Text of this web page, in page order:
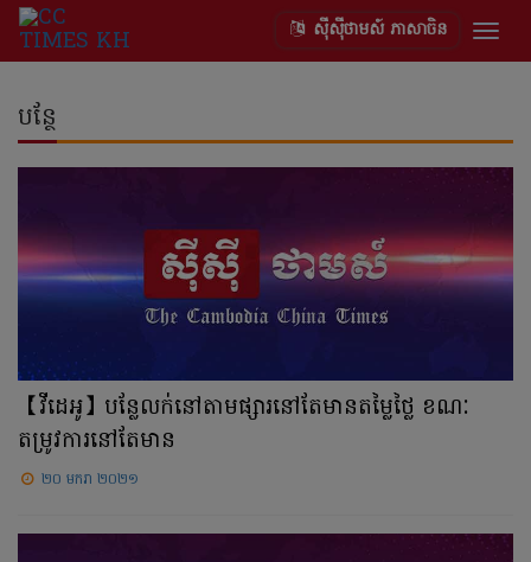
ស៊ីស៊ីថាមស៍ ភាសាចិន
បន្ថែ
【វីដេអូ】បន្លែលក់នៅតាមផ្សារនៅតែមានតម្លៃថ្លៃ ខណៈ
តម្រូវការនៅតែមាន
២០ មករា ២០២១